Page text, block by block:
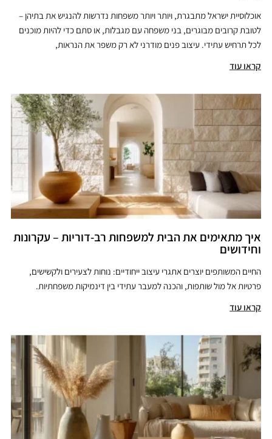
אוכלוסיית ישראל מתבגרת, ויותר ויותר משפחות נדרשות להנגיש את בתיהן –
לטובת קרובים מבוגרים, בני משפחה עם מגבלות, או סתם כדי להיות מוכנים
לכל תרחיש עתידי. עיצוב פנים מודרני לא רק משפר את הנראות,
קראו עוד
איך מתאימים את הבית למשפחות רב-דוריות – עקרונות
וחידושים
החיים המשותפים יוצרים אתגרי עיצוב ייחודיים: נוחות לצעירים ולקשישים,
פרטיות אל מול שותפות, והכנה למעבר עתידי בין דינמיקות משפחתיות.
קראו עוד